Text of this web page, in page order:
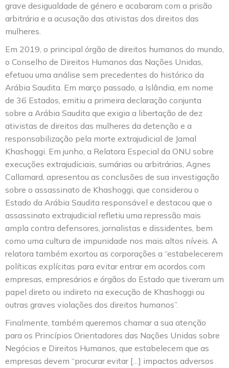
grave desigualdade de género e acabaram com a prisão
arbitrária e a acusação das ativistas dos direitos das
mulheres.
Em 2019, o principal órgão de direitos humanos do mundo,
o Conselho de Direitos Humanos das Nações Unidas,
efetuou uma análise sem precedentes do histórico da
Arábia Saudita. Em março passado, a Islândia, em nome
de 36 Estados, emitiu a primeira declaração conjunta
sobre a Arábia Saudita que exigia a libertação de dez
ativistas de direitos das mulheres da detenção e a
responsabilização pela morte extrajudicial de Jamal
Khashoggi. Em junho, a Relatora Especial da ONU sobre
execuções extrajudiciais, sumárias ou arbitrárias, Agnes
Callamard, apresentou as conclusões de sua investigação
sobre o assassinato de Khashoggi, que considerou o
Estado da Arábia Saudita responsável e destacou que o
assassinato extrajudicial refletiu uma repressão mais
ampla contra defensores, jornalistas e dissidentes, bem
como uma cultura de impunidade nos mais altos níveis. A
relatora também exortou as corporações a “estabelecerem
políticas explícitas para evitar entrar em acordos com
empresas, empresários e órgãos do Estado que tiveram um
papel direto ou indireto na execução de Khashoggi ou
outras graves violações dos direitos humanos”.
Finalmente, também queremos chamar a sua atenção
para os Princípios Orientadores das Nações Unidas sobre
Negócios e Direitos Humanos, que estabelecem que as
empresas devem “procurar evitar […] impactos adversos